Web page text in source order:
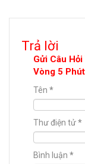
Trả lời
Gửi Câu
Vòng 5 Phút
Tên *
Thư điện tử*
Bình luận *